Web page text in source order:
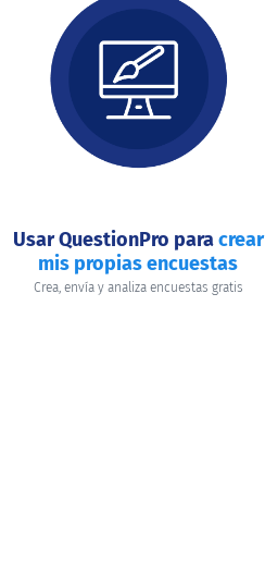
Usar QuestionPro paracrear
mis propias encuestas
Crea, envía y analiza encuestas gratis